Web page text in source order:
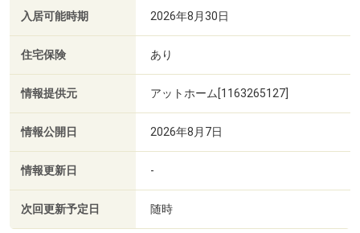
入居可能時期 2026年8月30日
住宅保険 あり
情報提供元 アットホーム[1163265127]
情報公開日 2026年8月7日
情報更新日 -
次回更新予定日 随時